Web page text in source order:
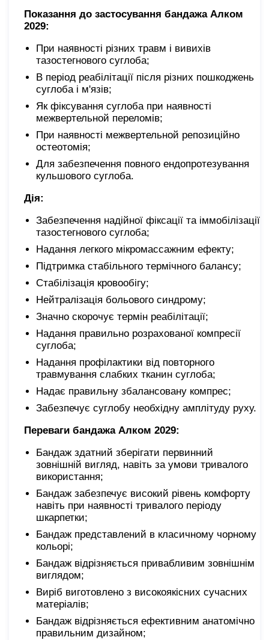
Показання до застосування бандажа Алком
2029:
При наявності різних травм і вивихів
тазостегнового суглоба;
В період реабілітації після різних пошкоджень
суглоба і м'язів;
Як фіксування суглоба при наявності
межвертельной переломів;
При наявності межвертельной репозиційно
остеотомія;
Для забезпечення повного ендопротезування
кульшового суглоба.
Дія:
Забезпечення надійної фіксації та іммобілізації
тазостегнового суглоба;
Надання легкого мікромассажним ефекту;
Підтримка стабільного термічного балансу;
Стабілізація кровообігу;
Нейтралізація больового синдрому;
Значно скорочує термін реабілітації;
Надання правильно розрахованої компресії
суглоба;
Надання профілактики від повторного
травмування слабких тканин суглоба;
Надає правильну збалансовану компрес;
Забезпечує суглобу необхідну амплітуду руху.
Переваги бандажа Алком 2029:
Бандаж здатний зберігати первинний
зовнішній вигляд, навіть за умови тривалого
використання;
Бандаж забезпечує високий рівень комфорту
навіть при наявності тривалого періоду
шкарпетки;
Бандаж представлений в класичному чорному
кольорі;
Бандаж відрізняється привабливим зовнішнім
виглядом;
Виріб виготовлено з високоякісних сучасних
матеріалів;
Бандаж відрізняється ефективним анатомічно
правильним дизайном;